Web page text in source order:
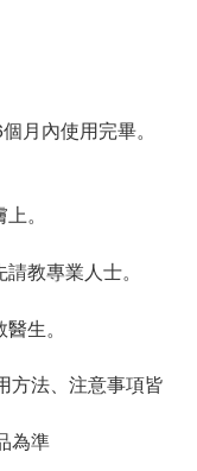
月內使用完畢。
。
教專業人士。
生。
方法、注意事項皆
為準